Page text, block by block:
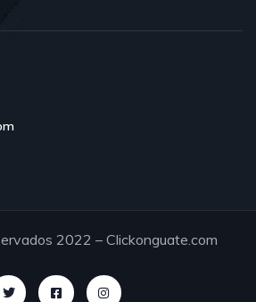
2022 – Clickonguate.com